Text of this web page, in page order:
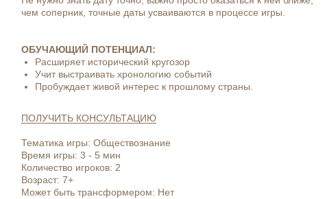
чем соперник, точные даты усваиваются в процессе игры.
ОБУЧАЮЩИЙ ПОТЕНЦИАЛ:
Расширяет исторический кругозор
Учит выстраивать хронологию событий
Пробуждает живой интерес к прошлому страны.
ПОЛУЧИТЬ КОНСУЛЬТАЦИЮ
Тематика игры: Обществознание
Время игры: 3 - 5 мин
Количество игроков: 2
Возраст: 7+
Может быть трансформером: Нет